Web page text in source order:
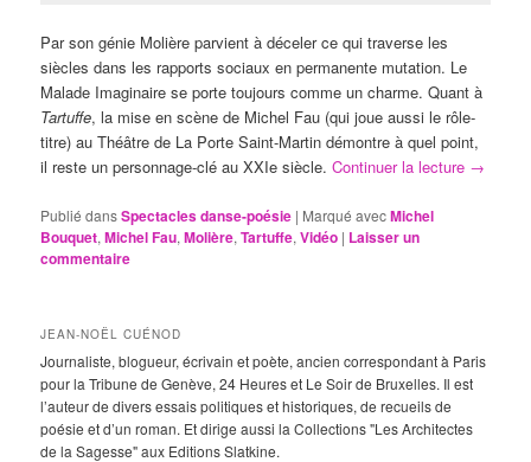
Par son génie Molière parvient à déceler ce qui traverse les
siècles dans les rapports sociaux en permanente mutation. Le
Malade Imaginaire se porte toujours comme un charme. Quant à
Tartuffe, la mise en scène de Michel Fau (qui joue aussi le rôle-
titre) au Théâtre de La Porte Saint-Martin démontre à quel point,
il reste un personnage-clé au XXIe siècle.Continuer la lecture →
Publié dansSpectacles danse-poésie | Marqué avecMichel
Bouquet,Michel Fau,Molière,Tartuffe,Vidéo | Laisser un
commentaire
JEAN-NOËL CUÉNOD
Journaliste, blogueur, écrivain et poète, ancien correspondant à Paris
pour la Tribune de Genève, 24 Heures et Le Soir de Bruxelles. Il est
l’auteur de divers essais politiques et historiques, de recueils de
poésie et d’un roman. Et dirige aussi la Collections "Les Architectes
de la Sagesse" aux Editions Slatkine.